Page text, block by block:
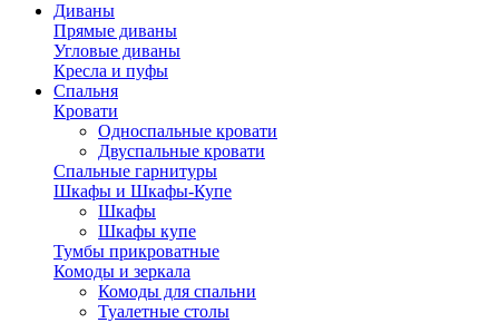
Диваны
Прямые диваны
Угловые диваны
Кресла и пуфы
Спальня
Кровати
Односпальные кровати
Двуспальные кровати
Спальные гарнитуры
Шкафы и Шкафы-Купе
Шкафы
Шкафы купе
Тумбы прикроватные
Комоды и зеркала
Комоды для спальни
Туалетные столы